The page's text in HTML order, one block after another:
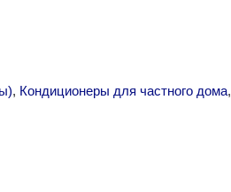
, Кондиционеры для частного дома,